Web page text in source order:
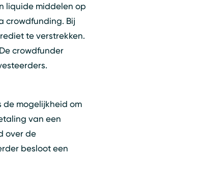
liquide middelen op
crowdfunding. Bij
te verstrekken.
crowdfunder
de mogelijkheid om
van een
over de
besloot een